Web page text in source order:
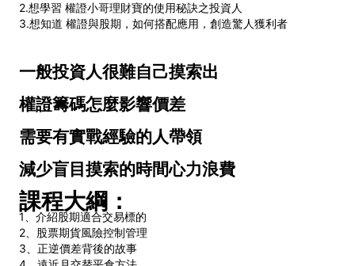
2.想學習 權證小哥理財寶的使用秘訣之投資人
3.想知道 權證與股期，如何搭配應用，創造驚人獲利者
一般投資人很難自己摸索出
權證籌碼怎麼影響價差
需要有實戰經驗的人帶領
減少盲目摸索的時間心力浪費
課程大綱：
1、介紹股期適合交易標的
2、股票期貨風險控制管理
3、正逆價差背後的故事